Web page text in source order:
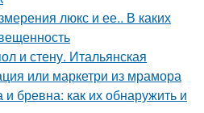
люкс и ее.. В каких
и стену. Итальянская
или маркетри из мрамора
бревна: как их обнаружить и